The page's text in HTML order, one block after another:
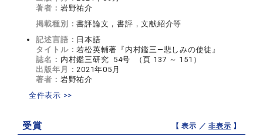
著者： 岩野祐介
掲載種別：書評論文，書評，文献紹介等
記述言語： 日本語
タイトル：若松英輔著『内村鑑三―悲しみの使徒』
誌名： 内村鑑三研究 54号 （頁 137 ～ 151）
出版年月：2021年05月
著者： 岩野祐介
全件表示 >>
受賞 【 表示 ／非表示 】